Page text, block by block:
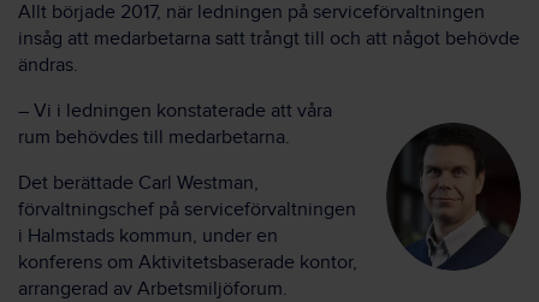
Allt började 2017, när ledningen på serviceförvaltningen
insåg att medarbetarna satt trångt till och att något behövde
ändras.
– Vi i ledningen konstaterade att våra
rum behövdes till medarbetarna.
Det berättade Carl Westman,
förvaltningschef på serviceförvaltningen
i Halmstads kommun, under en
konferens om Aktivitetsbaserade kontor,
arrangerad av Arbetsmiljöforum.